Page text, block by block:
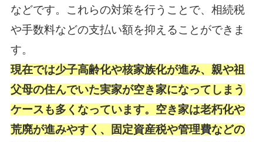
などです。これらの対策を行うことで、相続税
や手数料などの支払い額を抑えることができま
す。
現在では少子高齢化や核家族化が進み、親や祖
父母の住んでいた実家が空き家になってしまう
ケースも多くなっています。空き家は老朽化や
荒廃が進みやすく、固定資産税や管理費などの